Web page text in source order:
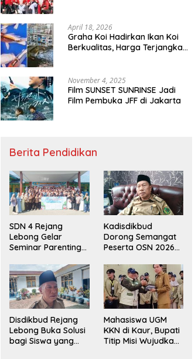
April 18, 2026
Graha Koi Hadirkan Ikan Koi
Berkualitas, Harga Terjangkau
November 4, 2025
Film SUNSET SUNRINSE Jadi
Film Pembuka JFF di Jakarta
Berita Pendidikan
SDN 4 Rejang
Lebong Gelar
Seminar Parenting
Bullying,
Kadisdikbud: Patut
Jadi Contoh
Kadisdikbud
Dorong Semangat
Peserta OSN 2026
Disdikbud Rejang
Lebong Buka Solusi
bagi Siswa yang
Mahasiswa UGM
KKN di Kaur, Bupati
Titip Misi Wujudkan